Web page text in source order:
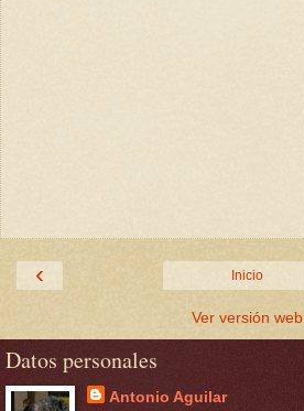
‹ Inicio
Ver versión web
Datos personales
Antonio Aguilar